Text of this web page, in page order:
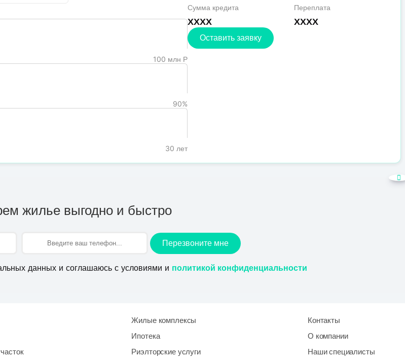
100 млн Р
90%
30 лет
Сумма кредита
XXXX
Переплата
XXXX
Оставить заявку
жилье выгодно и быстро
Перезвоните мне
данных и соглашаюсь с условиями и политикой конфиденциальности
Жилые комплексы
Ипотека
Риэлторские услуги
Контакты
О компании
Наши специалисты